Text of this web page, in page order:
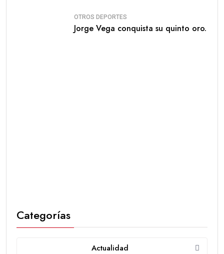
OTROS DEPORTES
Jorge Vega conquista su quinto oro.
Categorías
Actualidad